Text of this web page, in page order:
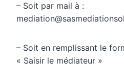
– Soit par mail à :
– Soit en remplissant le
« Saisir le médiateur »